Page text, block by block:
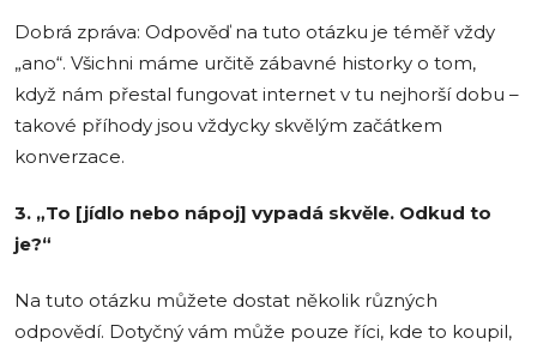
Dobrá zpráva: Odpověď na tuto otázku je téměř vždy
„ano“. Všichni máme určitě zábavné historky o tom,
když nám přestal fungovat internet v tu nejhorší dobu –
takové příhody jsou vždycky skvělým začátkem
konverzace.
3. „To [jídlo nebo nápoj] vypadá skvěle. Odkud to
je?“
Na tuto otázku můžete dostat několik různých
odpovědí. Dotyčný vám může pouze říci, kde to koupil,